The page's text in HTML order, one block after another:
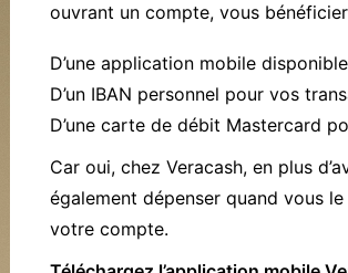
ouvrant un compte, vous
D’une application mobile
D’un IBAN personnel pour vos
D’une carte de débit Mastercard
Car oui, chez Veracash, en plus
également dépenser quand vous
votre compte.